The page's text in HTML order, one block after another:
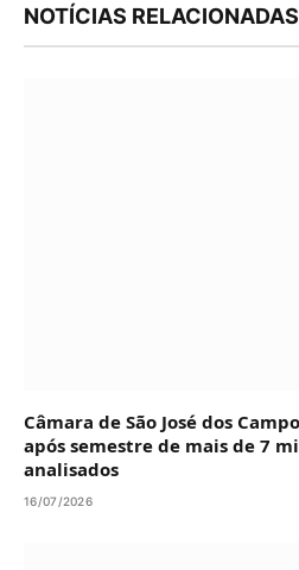
NOTÍCIAS RELACIONADAS
Câmara de São José dos
após semestre de mais de 7
analisados
16/07/2026